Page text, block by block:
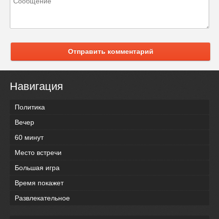
Отправить комментарий
Навигация
Политика
Вечер
60 минут
Место встречи
Большая игра
Время покажет
Развлекательное